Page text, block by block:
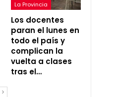
La Provincia
Los docentes
paran el lunes en
todo el país y
complican la
vuelta a clases
tras el…